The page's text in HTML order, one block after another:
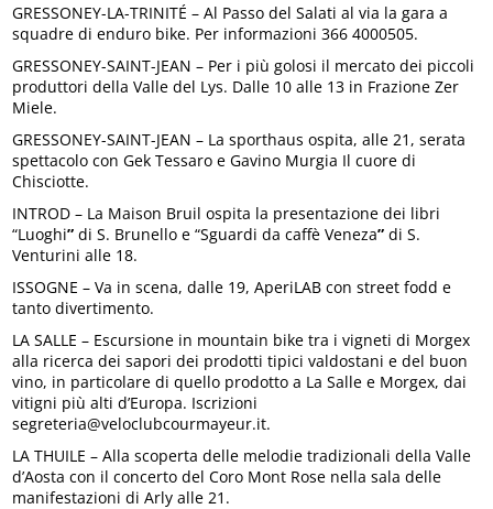
GRESSONEY-LA-TRINITÉ – Al Passo del Salati al via la gara a
squadre di enduro bike. Per informazioni 366 4000505.
GRESSONEY-SAINT-JEAN – Per i più golosi il mercato dei piccoli
produttori della Valle del Lys. Dalle 10 alle 13 in Frazione Zer
Miele.
GRESSONEY-SAINT-JEAN – La sporthaus ospita, alle 21, serata
spettacolo con Gek Tessaro e Gavino Murgia Il cuore di
Chisciotte.
INTROD – La Maison Bruil ospita la presentazione dei libri
“Luoghi” di S. Brunello e “Sguardi da caffè Veneza” di S.
Venturini alle 18.
ISSOGNE – Va in scena, dalle 19, AperiLAB con street fodd e
tanto divertimento.
LA SALLE – Escursione in mountain bike tra i vigneti di Morgex
alla ricerca dei sapori dei prodotti tipici valdostani e del buon
vino, in particolare di quello prodotto a La Salle e Morgex, dai
vitigni più alti d’Europa. Iscrizioni
segreteria@veloclubcourmayeur.it.
LA THUILE – Alla scoperta delle melodie tradizionali della Valle
d’Aosta con il concerto del Coro Mont Rose nella sala delle
manifestazioni di Arly alle 21.